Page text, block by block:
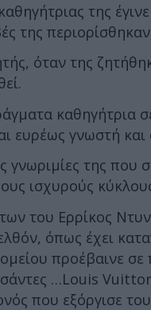
της
της
όταν της
καθηγήτρια
ευρέως γνωστή και
γνωριμίες της που
ισχυρούς
του Ερρίκος
όπως έχει
προέβαινε
…Louis
που εξόργισε